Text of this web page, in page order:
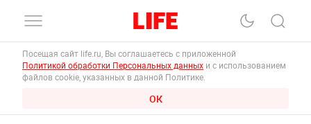
Посещая сайт life.ru, Вы соглашаетесь с приложенной
Политикой обработки Персональных данных и с использованием
файлов cookie, указанных в данной Политике.
ОК